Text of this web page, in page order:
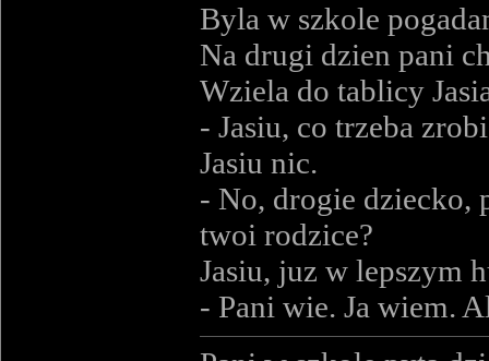
Byla w szkole
Na drugi dzien pani
Wziela do tablicy
- Jasiu, co trzeba
Jasiu nic.
- No, drogie dziecko,
twoi rodzice?
Jasiu, juz w lepszym
- Pani wie. Ja wiem.